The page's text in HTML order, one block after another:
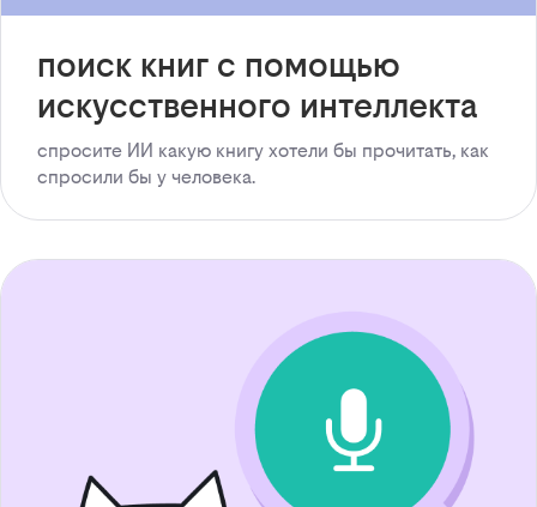
поиск книг с помощью
искусственного интеллекта
спросите ИИ какую книгу хотели бы прочитать, как
спросили бы у человека.